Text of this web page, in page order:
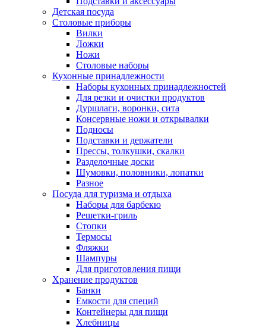
Детская посуда
Столовые приборы
Вилки
Ложки
Ножи
Столовые наборы
Кухонные принадлежности
Наборы кухонных принадлежностей
Для резки и очистки продуктов
Дуршлаги, воронки, сита
Консервные ножи и открывалки
Подносы
Подставки и держатели
Прессы, толкушки, скалки
Разделочные доски
Шумовки, половники, лопатки
Разное
Посуда для туризма и отдыха
Наборы для барбекю
Решетки-гриль
Стопки
Термосы
Фляжки
Шампуры
Для приготовления пищи
Хранение продуктов
Банки
Емкости для специй
Контейнеры для пищи
Хлебницы